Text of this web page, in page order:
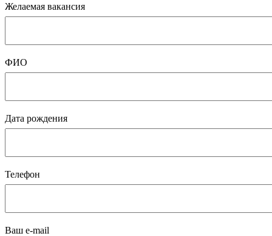
Желаемая вакансия
ФИО
Дата рождения
Телефон
Ваш e-mail